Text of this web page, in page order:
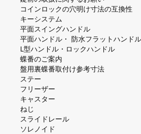
コインロックの⽳明け⼨法の互換性
キーシステム
平⾯スイングハンドル
平⾯ハンドル・ 防⽔フラットハンドル
L型ハンドル・ロックハンドル
蝶番のご案内
盤⽤裏蝶番取付け参考⼨法
ステー
フリーザー
キャスター
ねじ
スライドレール
ソレノイド